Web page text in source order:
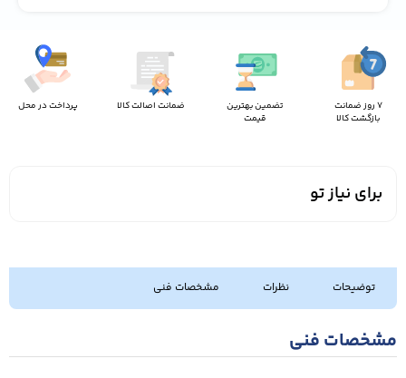
7 روز ضمانت
بازگشت کالا
تضمین بهترین
قیمت
ضمانت اصالت کالا پرداخت در محل
برای نیاز تو
توضیحات نظرات مشخصات فنی
مشخصات فنی